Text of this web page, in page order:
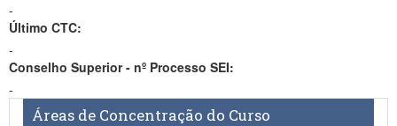
-
Último CTC:
-
Conselho Superior - nº Processo SEI:
-
Áreas de Concentração do Curso